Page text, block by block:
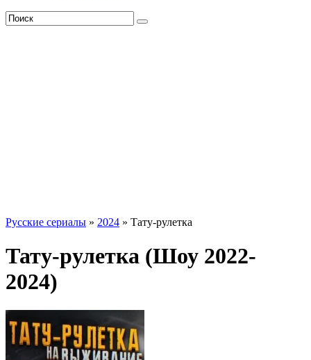
Русские сериалы » 2024 » Тату-рулетка
Тату-рулетка (Шоу 2022-
2024)